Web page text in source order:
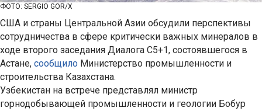
ФОТО: SERGIO GOR/X
США и страны Центральной Азии обсудили перспективы
сотрудничества в сфере критически важных минералов в
ходе второго заседания Диалога C5+1, состоявшегося в
Астане, сообщило Министерство промышленности и
строительства Казахстана.
Узбекистан на встрече представлял министр
горнодобывающей промышленности и геологии Бобур